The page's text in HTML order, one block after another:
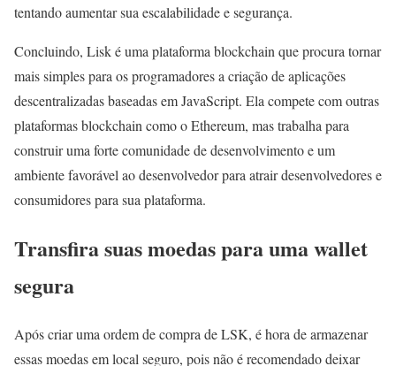
tentando aumentar sua escalabilidade e segurança.
Concluindo, Lisk é uma plataforma blockchain que procura tornar
mais simples para os programadores a criação de aplicações
descentralizadas baseadas em JavaScript. Ela compete com outras
plataformas blockchain como o Ethereum, mas trabalha para
construir uma forte comunidade de desenvolvimento e um
ambiente favorável ao desenvolvedor para atrair desenvolvedores e
consumidores para sua plataforma.
Transfira suas moedas para uma wallet
segura
Após criar uma ordem de compra de LSK, é hora de armazenar
essas moedas em local seguro, pois não é recomendado deixar